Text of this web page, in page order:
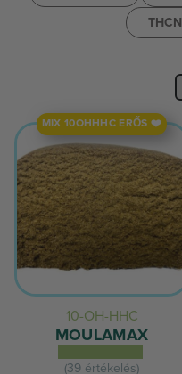
THCN
MIX 10OHHHC ERŐS ❤️
10-OH-HHC
MOULAMAX
(39 értékelés)